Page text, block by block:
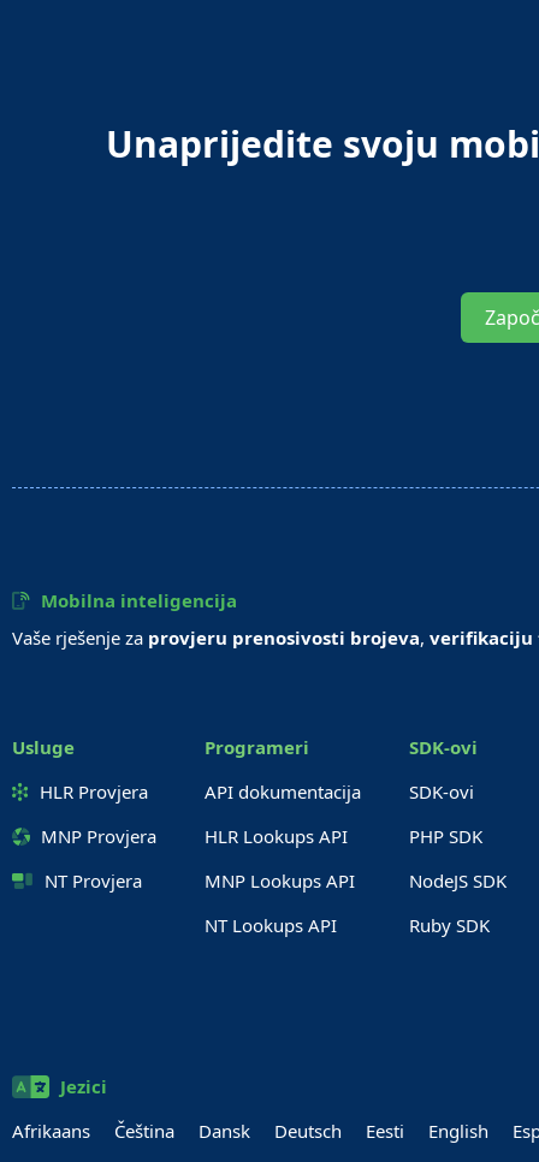
Unaprijedite svoju
Mobilna inteligencija
Vaše rješenje za provjeru prenosivosti brojeva, verifikaciju
Usluge
HLR Provjera
MNP Provjera
NT Provjera
Programeri
API dokumentacija
HLR Lookups API
MNP Lookups API
NT Lookups API
SDK-ovi
SDK-ovi
PHP SDK
NodeJS SDK
Ruby SDK
Jezici
Afrikaans
Čeština Dansk Deutsch Eesti English